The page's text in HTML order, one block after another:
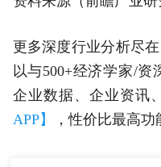
更多深度行业分析尽在
以与500+经济学家/资
企业数据、企业资讯
APP】
，性价比最高功